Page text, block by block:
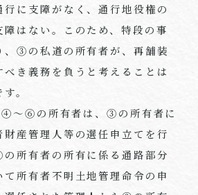
行に支障がなく、通行地役権の
障はない。このため、特段の事
、③の私道の所有者が、再舗装
べき義務を負うと考えることは
。
⑥の所有者は、③の所有者に
財産管理人等の選任申立てを行
所有者の所有に係る通路部分
て所有者不明土地管理命令の申